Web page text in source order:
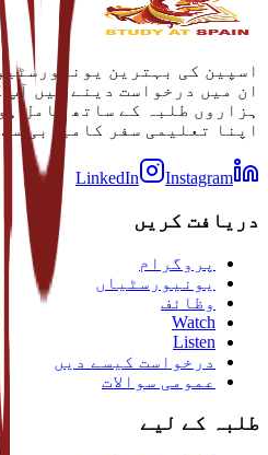
اسپین کی بہترین
ان میں درخواست دینے میں آپ
ہزاروں طلبہ کے ساتھ شامل
اپنا تعلیمی سفر کامیابی سے
LinkedIn Instagram
دریافت کریں
پروگرام
یونیورسٹیاں
وظائف
Watch
Listen
درخواست کیسے دیں
عمومی سوالات
طلبہ کے لیے